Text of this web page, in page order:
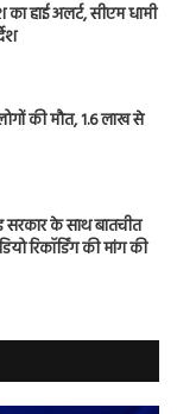
का हाई अलर्ट, सीएम धामी
की मौत, 1.6 लाख से
सरकार के साथ बातचीत
रिकॉर्डिंग की मांग की